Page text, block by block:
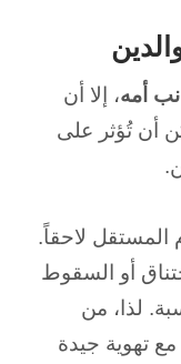
أمه، إلا أن
أن تُؤثر على
أو السقوط
لذا، من
تهوية جيدة